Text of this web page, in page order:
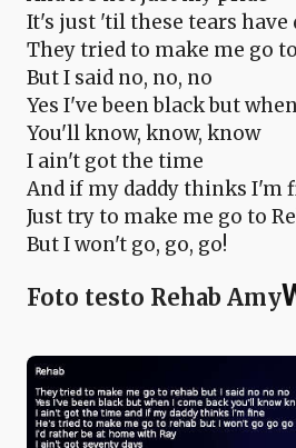
It's just 'til these tears have
They tried to make me go
But I said no, no, no
Yes I've been black but
You'll know, know, know
I ain't got the time
And if my daddy thinks I'm
Just try to make me go to
But I won't go, go, go!
Foto testo Rehab Amy